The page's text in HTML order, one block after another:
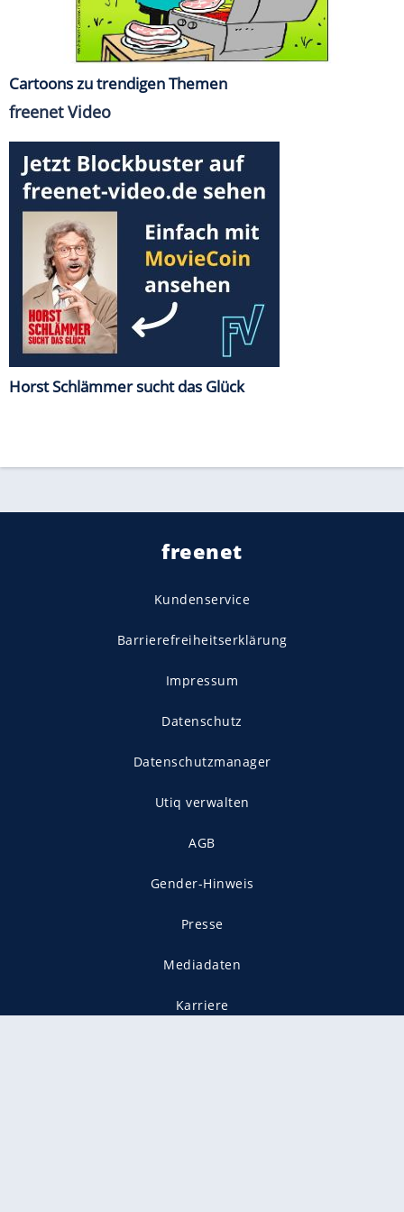
Cartoons zu trendigen Themen
freenet Video
Horst Schlämmer sucht das Glück
freenet
Kundenservice
Barrierefreiheitserklärung
Impressum
Datenschutz
Datenschutzmanager
Utiq verwalten
AGB
Gender-Hinweis
Presse
Mediadaten
Karriere